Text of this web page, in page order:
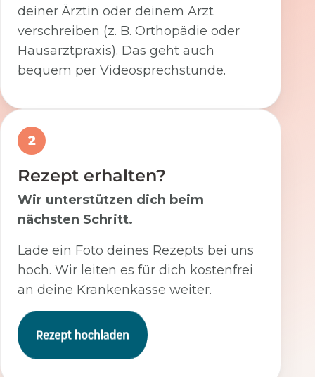
deiner Ärztin oder deinem Arzt
verschreiben (z. B. Orthopädie oder
Hausarztpraxis). Das geht auch
bequem per Videosprechstunde.
2
Rezept erhalten?
Wir unterstützen dich beim
nächsten Schritt.
Lade ein Foto deines Rezepts bei uns
hoch. Wir leiten es für dich kostenfrei
an deine Krankenkasse weiter.